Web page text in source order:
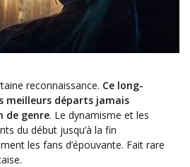
reconnaissance. Ce long-
meilleurs départs jamais
de genre. Le dynamisme et les
du début jusqu’à la fin
les fans d’épouvante. Fait rare